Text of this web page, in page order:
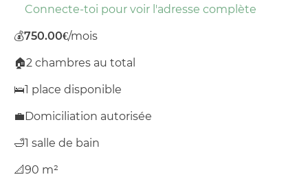
Connecte-toi pour voir l'adresse complète
💰750.00€/mois
🏠2 chambres au total
🛌1 place disponible
💼Domiciliation autorisée
🛁1 salle de bain
📐90 m²